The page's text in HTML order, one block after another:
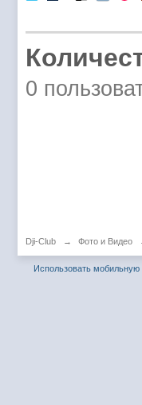
0
Dji-Club → Фото и Видео
Использовать